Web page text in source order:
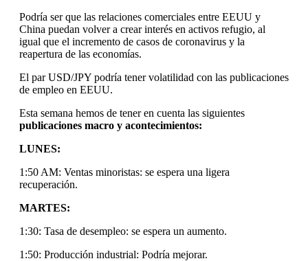
Podría ser que las relaciones comerciales entre EEUU y
China puedan volver a crear interés en activos refugio, al
igual que el incremento de casos de coronavirus y la
reapertura de las economías.
El par USD/JPY podría tener volatilidad con las publicaciones
de empleo en EEUU.
Esta semana hemos de tener en cuenta las siguientes
publicaciones macro y acontecimientos:
LUNES:
1:50 AM: Ventas minoristas: se espera una ligera
recuperación.
MARTES:
1:30: Tasa de desempleo: se espera un aumento.
1:50: Producción industrial: Podría mejorar.